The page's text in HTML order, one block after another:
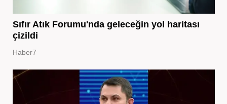
Sıfır Atık Forumu'nda geleceğin yol haritası
çizildi
Haber7